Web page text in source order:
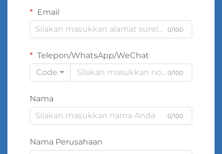
Email
0/100
Telepon/WhatsApp/WeChat
Code
0/100
Nama
0/100
Nama Perusahaan